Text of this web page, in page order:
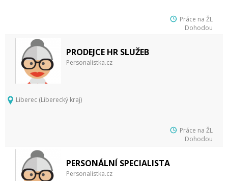
Práce na ŽL
Dohodou
PRODEJCE HR SLUŽEB
Personalistka.cz
Liberec (Liberecký kraj)
Práce na ŽL
Dohodou
PERSONÁLNÍ SPECIALISTA
Personalistka.cz